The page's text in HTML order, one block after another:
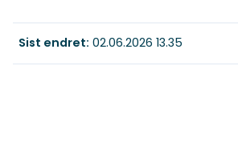
Sist endret 02.06.2026 13.35